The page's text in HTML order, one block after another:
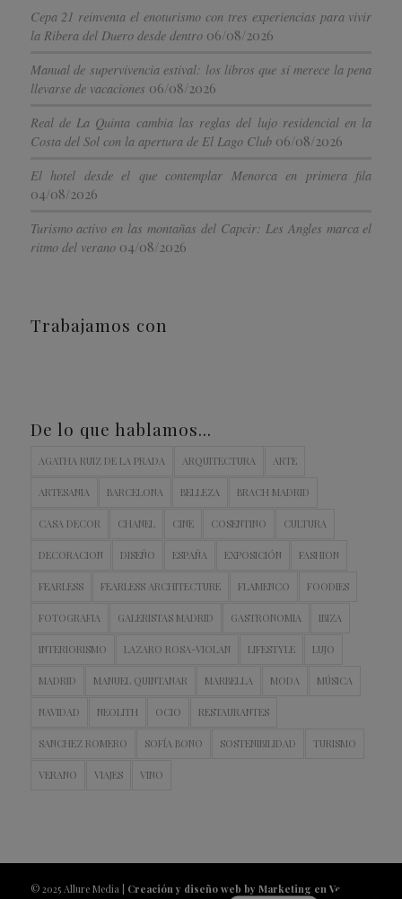
Cepa 21 reinventa el enoturismo con tres experiencias para vivir
la Ribera del Duero desde dentro 06/08/2026
Manual de supervivencia estival: los libros que sí merece la pena
llevarse de vacaciones 06/08/2026
Real de La Quinta cambia las reglas del lujo residencial en la
Costa del Sol con la apertura de El Lago Club 06/08/2026
El hotel desde el que contemplar Menorca en primera fila
04/08/2026
Turismo activo en las montañas del Capcir: Les Angles marca el
ritmo del verano 04/08/2026
Trabajamos con
De lo que hablamos…
AGATHA RUIZ DE LA PRADA ARQUITECTURA ARTE
ARTESANIA BARCELONA BELLEZA BRACH MADRID
CASA DECOR CHANEL CINE COSENTINO CULTURA
DECORACION DISEÑO ESPAÑA EXPOSICIÓN FASHION
FEARLESS FEARLESS ARCHITECTURE FLAMENCO FOODIES
FOTOGRAFIA GALERISTAS MADRID GASTRONOMIA IBIZA
INTERIORISMO LAZARO ROSA-VIOLAN LIFESTYLE LUJO
MADRID MANUEL QUINTANAR MARBELLA MODA MÚSICA
NAVIDAD NEOLITH OCIO RESTAURANTES
SANCHEZ ROMERO SOFÍA BONO SOSTENIBILIDAD TURISMO
VERANO VIAJES VINO
© 2025 Allure Media | Creación y diseño web by Marketing en Vena